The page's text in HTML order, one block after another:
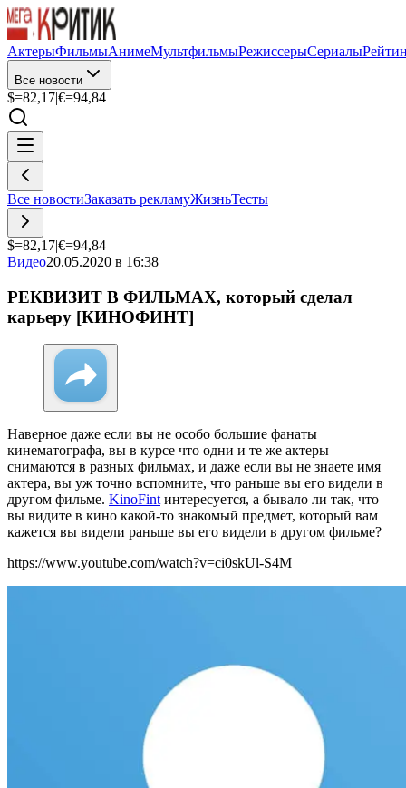
АктерыФильмыАнимеМультфильмыРежиссерыСериалы
Все новости
$=82,17|€=94,84
Все новостиЗаказать рекламуЖизньТесты
$=82,17|€=94,84
Видео20.05.2020 в 16:38
РЕКВИЗИТ В ФИЛЬМАХ, который сделал
карьеру [КИНОФИНТ]
Наверное даже если вы не особо большие фанаты
кинематографа, вы в курсе что одни и те же актеры
снимаются в разных фильмах, и даже если вы не знаете имя
актера, вы уж точно вспомните, что раньше вы его видели в
другом фильме. KinoFintинтересуется, а бывало ли так, что
вы видите в кино какой-то знакомый предмет, который вам
кажется вы видели раньше вы его видели в другом фильме?
https://www.youtube.com/watch?v=ci0skUl-S4M